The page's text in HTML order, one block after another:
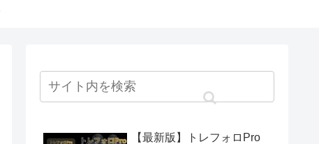
【最新版】トレフォロPro